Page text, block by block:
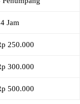
Jam
250.000
300.000
500.000